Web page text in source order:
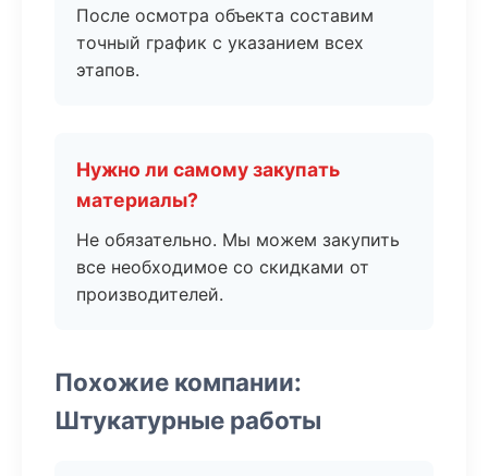
После осмотра объекта составим
точный график с указанием всех
этапов.
Нужно ли самому закупать
материалы?
Не обязательно. Мы можем закупить
все необходимое со скидками от
производителей.
Похожие компании:
Штукатурные работы